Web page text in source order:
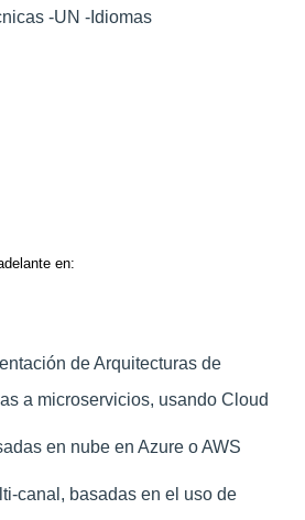
-UN -Idiomas
en:
de Arquitecturas de
a microservicios, usando Cloud
en nube en Azure o AWS
canal, basadas en el uso de